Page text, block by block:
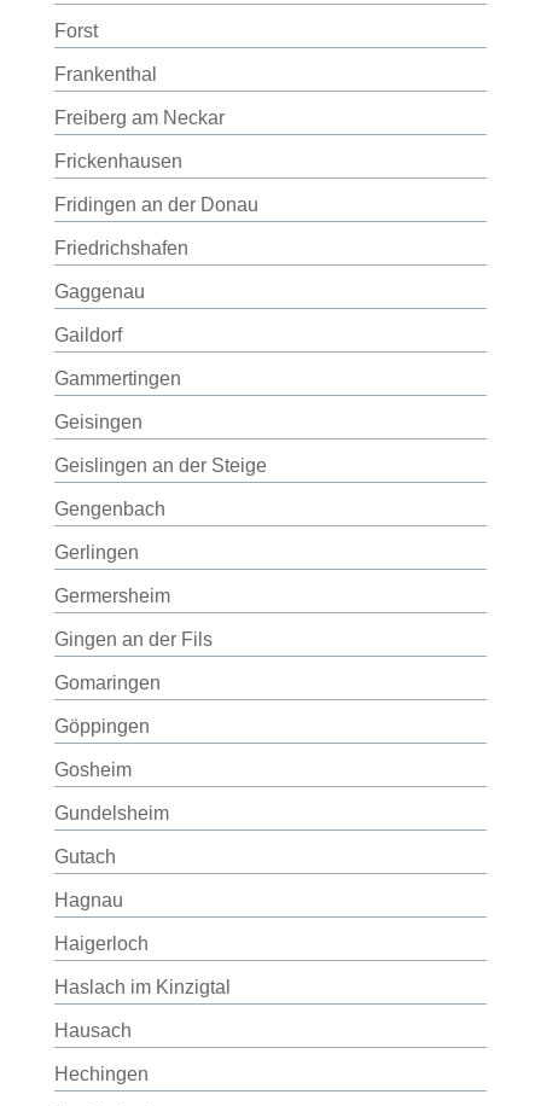
Forst
Frankenthal
Freiberg am Neckar
Frickenhausen
Fridingen an der Donau
Friedrichshafen
Gaggenau
Gaildorf
Gammertingen
Geisingen
Geislingen an der Steige
Gengenbach
Gerlingen
Germersheim
Gingen an der Fils
Gomaringen
Göppingen
Gosheim
Gundelsheim
Gutach
Hagnau
Haigerloch
Haslach im Kinzigtal
Hausach
Hechingen